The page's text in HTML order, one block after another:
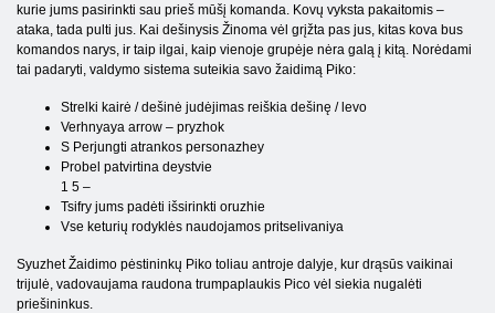
kurie jums pasirinkti sau prieš mūšį komanda. Kovų vyksta pakaitomis –
ataka, tada pulti jus. Kai dešinysis Žinoma vėl grįžta pas jus, kitas kova bus
komandos narys, ir taip ilgai, kaip vienoje grupėje nėra galą į kitą. Norėdami
tai padaryti, valdymo sistema suteikia savo žaidimą Piko:
Strelki kairė / dešinė judėjimas reiškia dešinę / levo
Verhnyaya arrow – pryzhok
S Perjungti atrankos personazhey
Probel patvirtina deystvie
1 5 –
Tsifry jums padėti išsirinkti oruzhie
Vse keturių rodyklės naudojamos pritselivaniya
Syuzhet Žaidimo pėstininkų Piko toliau antroje dalyje, kur drąsūs vaikinai
trijulė, vadovaujama raudona trumpaplaukis Pico vėl siekia nugalėti
priešininkus.